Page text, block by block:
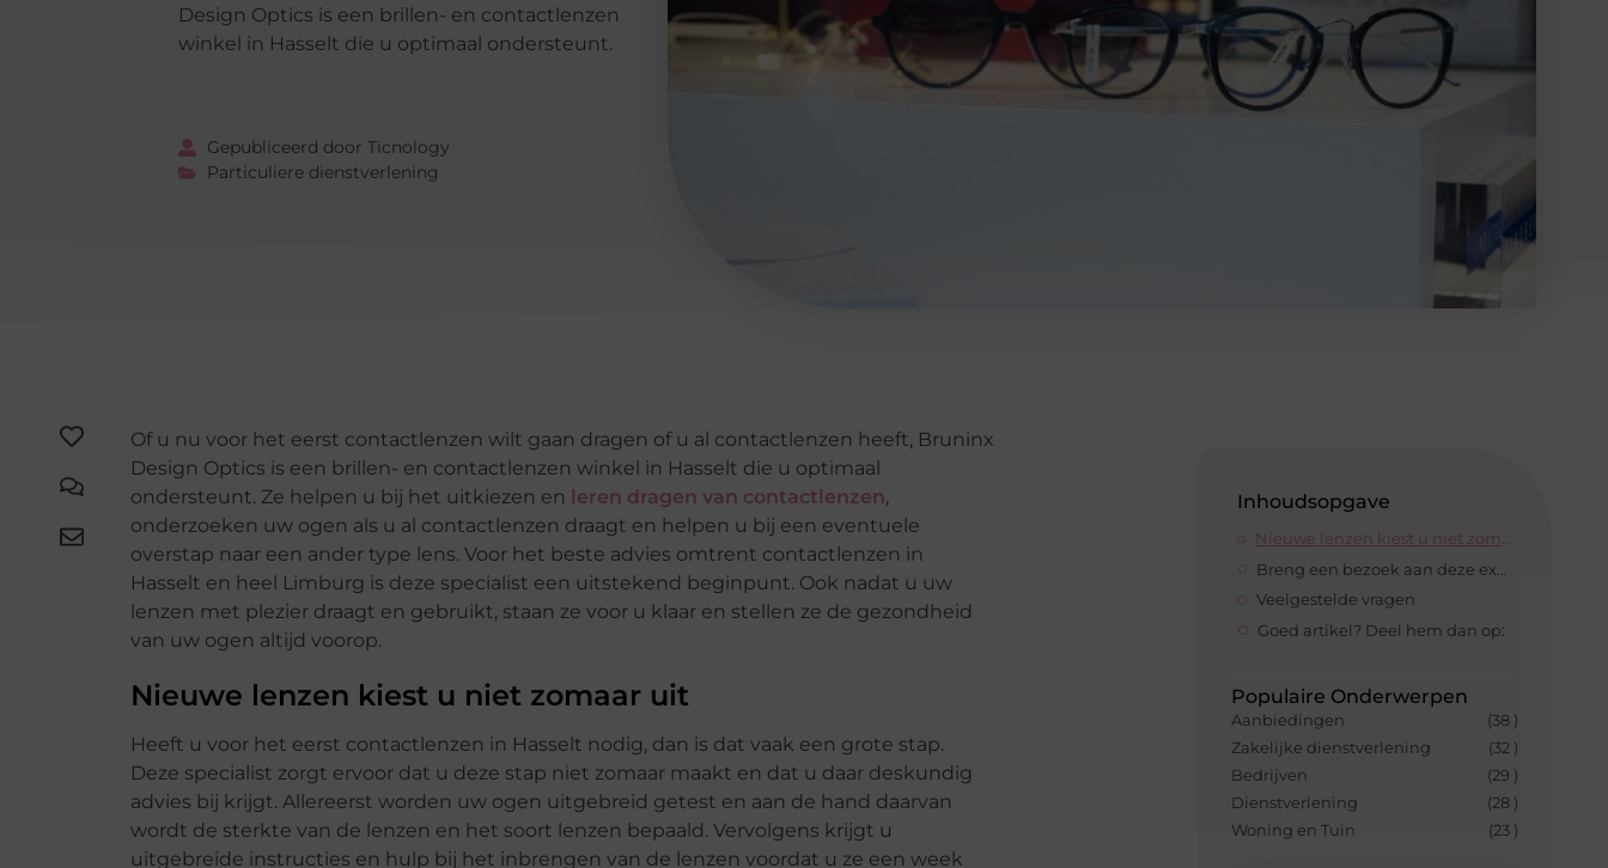
Design Optics is een brillen- en contactlenzen
winkel in Hasselt die u optimaal ondersteunt.
Gepubliceerd door Ticnology
Particuliere dienstverlening
Inhoudsopgave
Nieuwe lenzen kiest u niet zomaar uit
Veelgestelde vragen
Goed artikel? Deel hem dan op:
Populaire Onderwerpen
Aanbiedingen
(38 )
Zakelijke dienstverlening
(32 )
Bedrijven
(29 )
Dienstverlening
(28 )
Woning en Tuin
(23 )
Of u nu voor het eerst contactlenzen wilt gaan dragen of u al contactlenzen heeft, Bruninx
Design Optics is een brillen- en contactlenzen winkel in Hasselt die u optimaal
ondersteunt. Ze helpen u bij het uitkiezen en leren dragen van contactlenzen,
onderzoeken uw ogen als u al contactlenzen draagt en helpen u bij een eventuele
overstap naar een ander type lens. Voor het beste advies omtrent contactlenzen in
Hasselt en heel Limburg is deze specialist een uitstekend beginpunt. Ook nadat u uw
lenzen met plezier draagt en gebruikt, staan ze voor u klaar en stellen ze de gezondheid
van uw ogen altijd voorop.
Nieuwe lenzen kiest u niet zomaar uit
Heeft u voor het eerst contactlenzen in Hasselt nodig, dan is dat vaak een grote stap.
Deze specialist zorgt ervoor dat u deze stap niet zomaar maakt en dat u daar deskundig
advies bij krijgt. Allereerst worden uw ogen uitgebreid getest en aan de hand daarvan
wordt de sterkte van de lenzen en het soort lenzen bepaald. Vervolgens krijgt u
uitgebreide instructies en hulp bij het inbrengen van de lenzen voordat u ze een week